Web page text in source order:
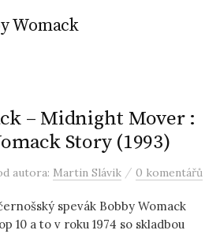
Womack
– Midnight Mover :
Story (1993)
autora: Martin Slávik / 0 komentářů
spevák Bobby Womack
10 a to v roku 1974 so skladbou